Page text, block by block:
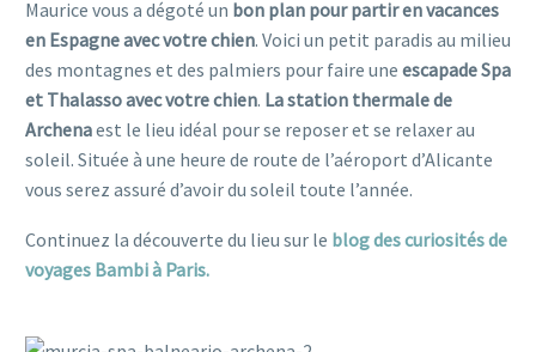
Maurice vous a dégoté un bon plan pour partir en vacances
en Espagne avec votre chien. Voici un petit paradis au milieu
des montagnes et des palmiers pour faire une escapade Spa
et Thalasso avec votre chien. La station thermale de
Archenaest le lieu idéal pour se reposer et se relaxer au
soleil. Située à une heure de route de l’aéroport d’Alicante
vous serez assuré d’avoir du soleil toute l’année.
Continuez la découverte du lieu sur le blog des curiosités de
voyages Bambi à Paris.